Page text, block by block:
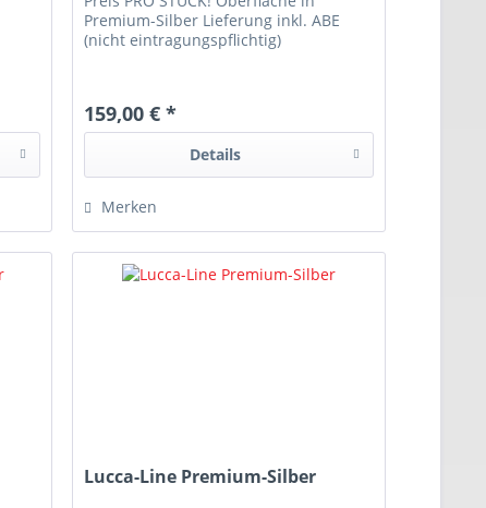
Premium-Silber Lieferung inkl. ABE
(nicht eintragungspflichtig)
159,00 € *
Details
Merken
Lucca-Line Premium-Silber